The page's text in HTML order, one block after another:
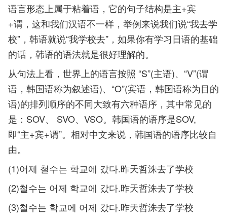
语言形态上属于粘着语，它的句子结构是主+宾
+谓，这和我们汉语不一样，举例来说我们说“我去学
校”，韩语就说“我学校去”，如果你有学习日语的基础
的话，韩语的语法就是很好理解的。
从句法上看，世界上的语言按照 “S”(主语)、“V”(谓
语，韩国语称为叙述语)、“O”(宾语，韩国语称为目的
语)的排列顺序的不同大致有六种语序，其中常见的
是：SOV、 SVO、VSO。韩国语的语序是SOV,
即“主+宾+谓”。相对中文来说，韩国语的语序比较自
由。
(1)어제 철수는 학교에 갔다.昨天哲洙去了学校
(2)철수는 어제 학교에 갔다.昨天哲洙去了学校
(3)철수는 학교에 어제 갔다.昨天哲洙去了学校